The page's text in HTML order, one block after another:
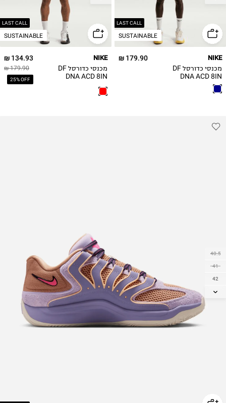
LAST CALL
SUSTAINABLE 4XL
179.90 ₪ NIKE
מכנסי כדורסל DF
DNA ACD 8IN
LAST CALL
SUSTAINABLE
3XL
134.93 ₪
179.90 ₪
25% OFF
NIKE
מכנסי כדורסל DF
DNA ACD 8IN
40.5
41
42
42.5